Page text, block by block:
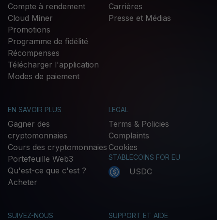
Compte à rendement
Cloud Miner
Promotions
Programme de fidélité
Récompenses
Télécharger l'application
Modes de paiement
Carrières
Presse et Médias
EN SAVOIR PLUS
Gagner des
cryptomonnaies
Cours des cryptomonnaies
Portefeuille Web3
Qu'est-ce que c'est ?
Acheter
LEGAL
Terms & Policies
Complaints
Cookies
STABLECOINS FOR EU
USDC
SUIVEZ-NOUS SUPPORT ET AIDE